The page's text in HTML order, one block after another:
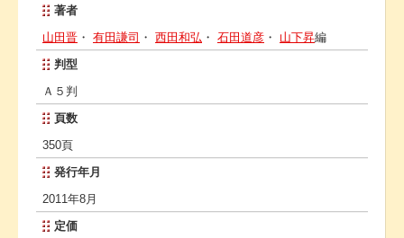
著者
山田晋 ・ 有田謙司 ・ 西田和弘 ・ 石田道彦 ・ 山下昇編
判型
Ａ５判
頁数
350頁
発行年月
2011年8月
定価